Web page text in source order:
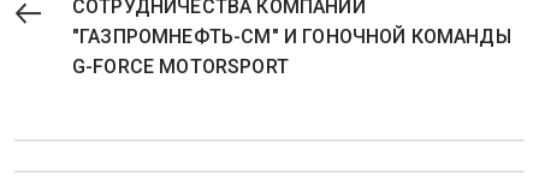
СОТРУДНИЧЕСТВА КОМПАНИИ
"ГАЗПРОМНЕФТЬ-СМ" И ГОНОЧНОЙ КОМАНДЫ
G-FORCE MOTORSPORT